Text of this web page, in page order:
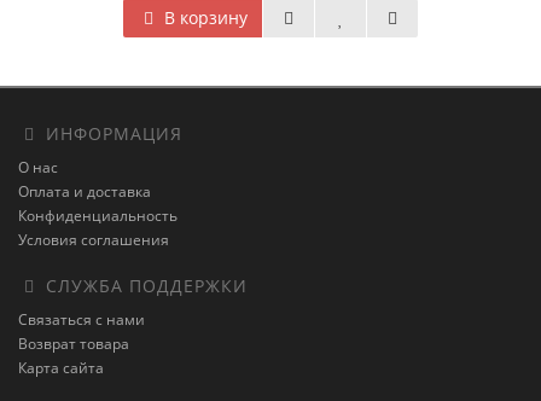
В корзину
ИНФОРМАЦИЯ
О нас
Оплата и доставка
Конфиденциальность
Условия соглашения
СЛУЖБА ПОДДЕРЖКИ
Связаться с нами
Возврат товара
Карта сайта